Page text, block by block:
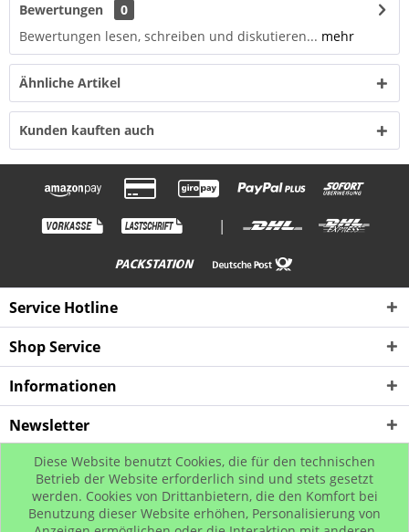
Bewertungen
0
Bewertungen lesen, schreiben und diskutieren... mehr
Ähnliche Artikel
Kunden kauften auch
|
Service Hotline
Shop Service
Informationen
Newsletter
* Alle Preise inkl. gesetzl. Mehrwertsteuer zzgl. Versandkosten, wenn nicht
anders beschrieben
© www.urban-street-shop.com
Diese Website benutzt Cookies, die für den technischen
Betrieb der Website erforderlich sind und stets gesetzt
werden. Cookies von Drittanbietern, die den Komfort bei
Benutzung dieser Website erhöhen, Personalisierung von